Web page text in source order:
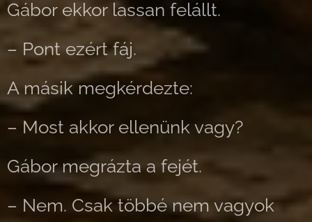
Gábor ekkor lassan felállt.
– Pont ezért fáj.
A másik megkérdezte:
– Most akkor ellenünk vagy?
Gábor megrázta a fejét.
– Nem. Csak többé nem vagyok